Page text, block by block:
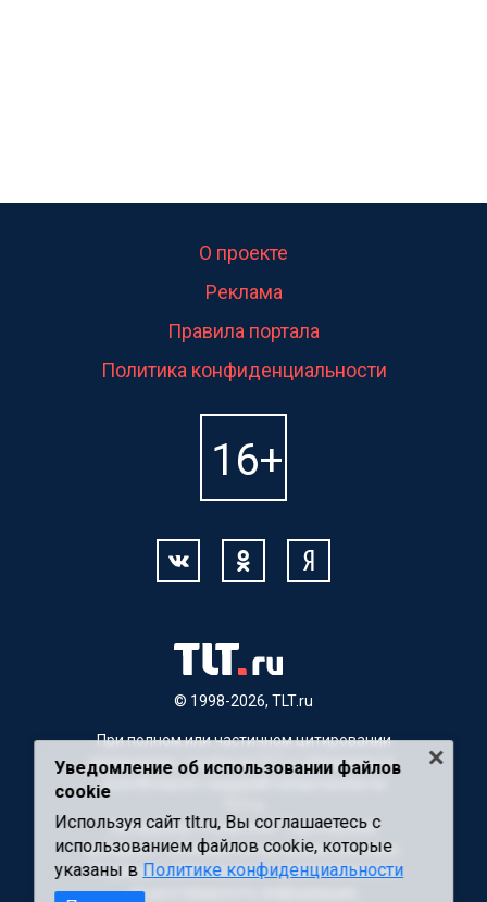
© 1998-2026, TLT.ru
О проекте
Реклама
Правила портала
Политика конфиденциальности
При полном или частичном цитировании
материалов, ссылка на TLT.ru обязательна.
Материалы с пометкой "Партнерский
материал" публикуются на правах рекламы.
Редакция сайта не несет ответственности
за достоверность информации,
Уведомление об использовании файлов
cookie
Используя сайт tlt.ru, Вы соглашаетесь с
использованием файлов cookie, которые
указаны в Политике конфиденциальности